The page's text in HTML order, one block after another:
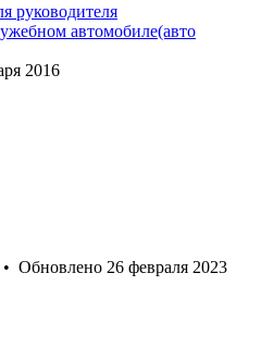
руководителя
автомобиле(авто
2016
• Обновлено 26 февраля 2023